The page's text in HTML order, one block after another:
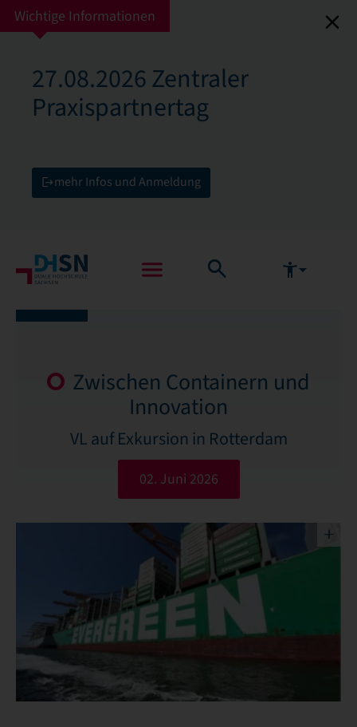
Wichtige Informationen
27.08.2026 Zentraler
Praxispartnertag
mehr Infos und Anmeldung
Zwischen Containern und
Innovation
VL auf Exkursion in Rotterdam
02. Juni 2026